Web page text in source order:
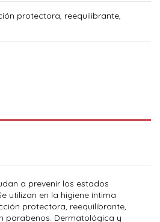
protectora, reequilibrante,
a prevenir los estados
utilizan en la higiene íntima
protectora, reequilibrante,
parabenos. Dermatológica y